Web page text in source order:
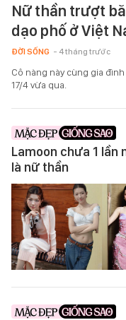
Nữ thần trượt
dạo phố ở Việt
ĐỜI SỐNG - 4 tháng trước
Cô nàng này cùng gia
17/4 vừa qua.
Lamoon chưa 1 lần
là nữ thần